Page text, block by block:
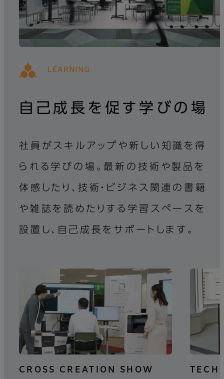
LEARNING
自己成長を促す学びの場
社員がスキルアップや新しい知識を得
られる学びの場。最新の技術や製品を
体感したり、技術・ビジネス関連の書籍
や雑誌を読めたりする学習スペースを
設置し、自己成長をサポートします。
CROSS CREATION SHOW